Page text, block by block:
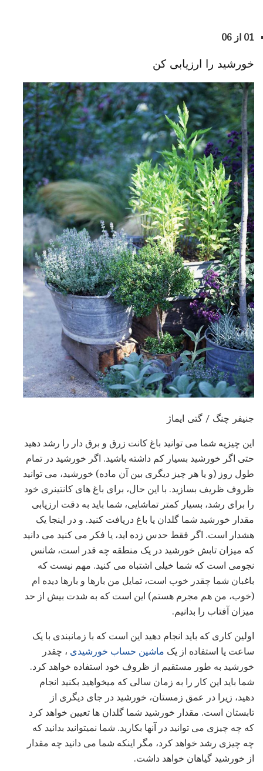
01 از 06
خورشید را ارزیابی کن
جنیفر چنگ / گتی ایماژ
این چیزیه شما می توانید باغ کانت زرق و برق دار را رشد دهید
حتی اگر خورشید بسیار کم داشته باشید. اگر خورشید در تمام
طول روز (و یا هر چیز دیگری بین آن ماده) خورشید، می توانید
ظروف ظریف بسازید. با این حال، برای باغ های کانتینری خود
را برای رشد، بسیار کمتر تماشایی، شما باید به دقت ارزیابی
مقدار خورشید شما گلدان یا باغ دریافت کنید. و در اینجا یک
هشدار است. اگر فقط حدس زده اید، یا فکر می کنید می دانید
که میزان تابش خورشید در یک منطقه چه قدر است، شانس
نجومی است که شما خیلی اشتباه می کنید. مهم نیست که
باغبان شما چقدر خوب است، تمایل من بارها و بارها دیده ام
(خوب، من هم مجرم هستم) این است که به شدت بیش از حد
میزان آفتاب را بدانیم.
اولین کاری که باید انجام دهید این است که با زمانبندی با یک
ساعت یا استفاده از یک ماشین حساب خورشیدی ، چقدر
خورشید به طور مستقیم از ظروف خود استفاده خواهد کرد.
شما باید این کار را به زمان سالی که میخواهید بکنید انجام
دهید، زیرا در عمق زمستان، خورشید در جای دیگری از
تابستان است. مقدار خورشید شما گلدان ها تعیین خواهد کرد
که چه چیزی می توانید در آنها بکارید. شما نمیتوانید بدانید که
چه چیزی رشد خواهد کرد، مگر اینکه شما می دانید چه مقدار
از خورشید گیاهان خواهد داشت.